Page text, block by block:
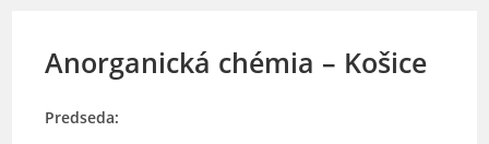
Anorganická chémia – Košice
Predseda: